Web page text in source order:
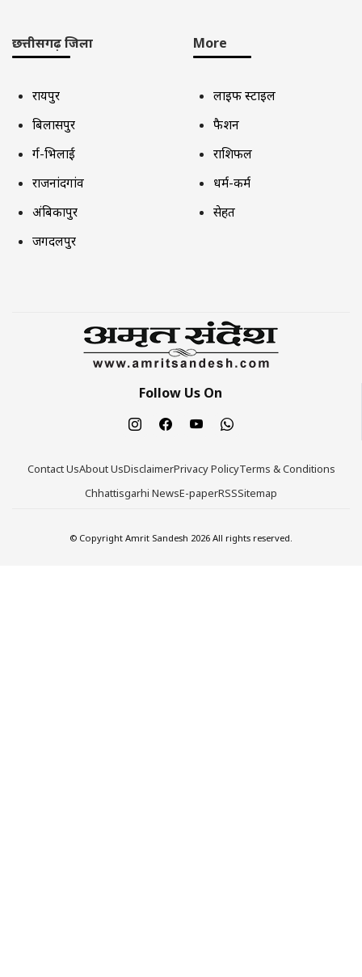
छत्तीसगढ़ जिला
रायपुर
बिलासपुर
दुर्ग-भिलाई
राजनांदगांव
अंबिकापुर
जगदलपुर
More
लाइफ स्टाइल
फैशन
राशिफल
धर्म-कर्म
सेहत
Follow Us On
Contact UsAbout UsDisclaimerPrivacy PolicyTerms & Conditions
Chhattisgarhi NewsE-paperRSSSitemap
© Copyright Amrit Sandesh 2026 All rights reserved.